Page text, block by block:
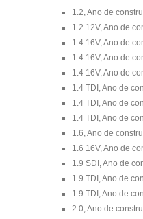
1.2, Ano de
1.2 12V, Ano de
1.4 16V, Ano de
1.4 16V, Ano de
1.4 16V, Ano de
1.4 TDI, Ano de
1.4 TDI, Ano de
1.4 TDI, Ano de
1.6, Ano de
1.6 16V, Ano de
1.9 SDI, Ano de
1.9 TDI, Ano de
1.9 TDI, Ano de
2.0, Ano de